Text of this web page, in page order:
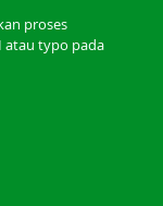
proses
atau typo pada